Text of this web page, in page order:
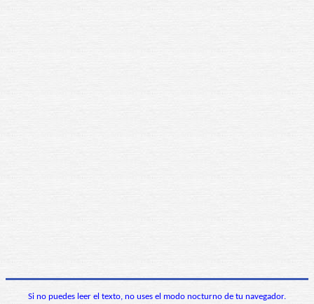
Si no puedes leer el texto, no uses el modo nocturno de tu navegador.